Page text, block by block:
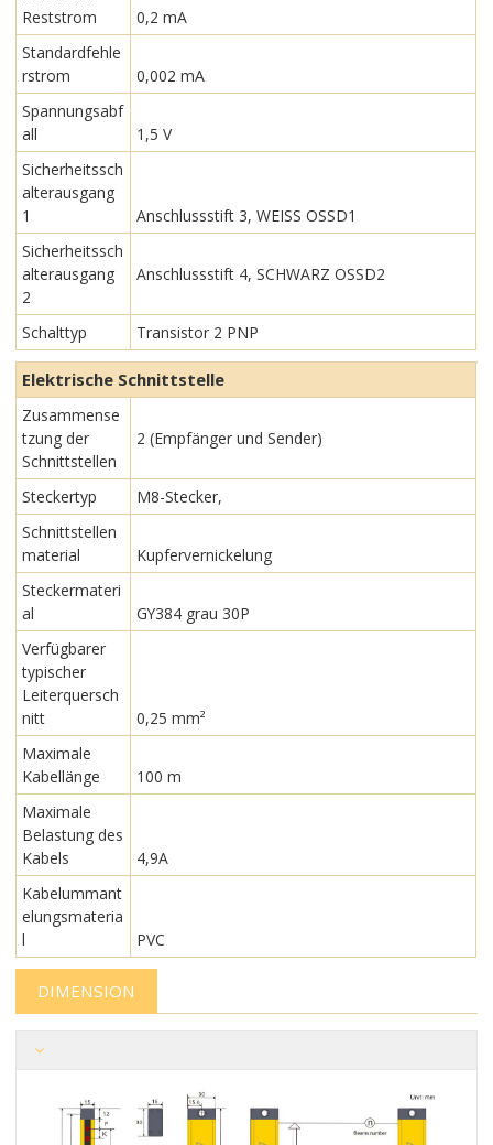
Reststrom
0,2 mA
Standardfehle
rstrom
0,002 mA
Spannungsabf
all
1,5 V
Sicherheitssch
alterausgang
1
Anschlussstift 3, WEISS OSSD1
Sicherheitssch
alterausgang
2
Anschlussstift 4, SCHWARZ OSSD2
Schalttyp Transistor 2 PNP
Elektrische Schnittstelle
Zusammense
tzung der
Schnittstellen
2 (Empfänger und Sender)
Steckertyp
M8-Stecker,
Schnittstellen
material
Kupfervernickelung
Steckermateri
al
GY384 grau 30P
Verfügbarer
typischer
Leiterquersch
nitt
0,25 mm²
Maximale
Kabellänge
100 m
Maximale
Belastung des
Kabels
4,9A
Kabelummant
elungsmateria
l
PVC
DIMENSION